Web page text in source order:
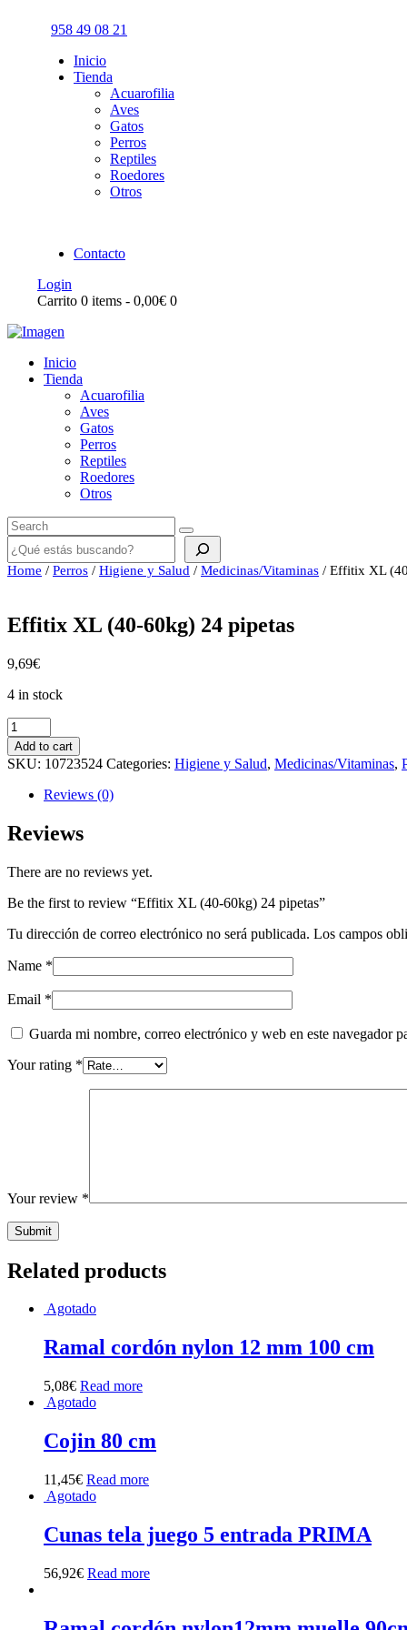
958 49 08 21
Inicio
Tienda
Acuarofilia
Aves
Gatos
Perros
Reptiles
Roedores
Otros
Contacto
Login
Carrito 0 items - 0,00€ 0
Inicio
Tienda
Acuarofilia
Aves
Gatos
Perros
Reptiles
Roedores
Otros
Buscar
Home / Perros / Higiene y Salud / Medicinas/Vitaminas / Effitix XL
Effitix XL (40-60kg) 24 pipetas
9,69€
4 in stock
Effitix
XL
(40-
60kg)
pipetas
quantity
Add to cart
SKU: 10723524 Categories: Higiene y Salud, Medicinas/Vitaminas,
Reviews (0)
Reviews
There are no reviews yet.
Be the first to review “Effitix XL (40-60kg) 24 pipetas”
Tu dirección de correo electrónico no será publicada. Los campos
Name *
Email *
Guarda mi nombre, correo electrónico y web en este navegador
Your rating *
Your review *
Related products
Agotado
Ramal cordón nylon 12 mm 100 cm
5,08€ Read more
Agotado
Cojin 80 cm
11,45€ Read more
Agotado
Cunas tela juego 5 entrada PRIMA
56,92€ Read more